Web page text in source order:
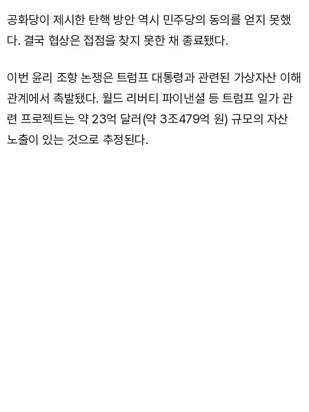
공화당이 제시한 탄핵 방안 역시 민주당의 동의를 얻지 못했
다. 결국 협상은 접점을 찾지 못한 채 종료됐다.
이번 윤리 조항 논쟁은 트럼프 대통령과 관련된 가상자산 이해
관계에서 촉발됐다. 월드 리버티 파이낸셜 등 트럼프 일가 관
련 프로젝트는 약 23억 달러(약 3조479억 원) 규모의 자산
노출이 있는 것으로 추정된다.